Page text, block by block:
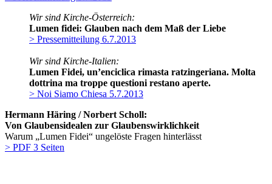
Wir sind Kirche-Österreich:
Lumen fidei: Glauben nach dem Maß der Liebe
> Pressemitteilung 6.7.2013
Wir sind Kirche-Italien:
Lumen Fidei, un’enciclica rimasta ratzingeriana. Molta
dottrina ma troppe questioni restano aperte.
> Noi Siamo Chiesa 5.7.2013
Hermann Häring / Norbert Scholl:
Von Glaubensidealen zur Glaubenswirklichkeit
Warum „Lumen Fidei“ ungelöste Fragen hinterlässt
> PDF 3 Seiten